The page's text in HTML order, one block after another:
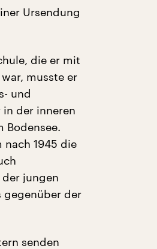
Ursendung
die er mit
musste er
und
der inneren
Bodensee.
nach 1945 die
jungen
gegenüber der
senden